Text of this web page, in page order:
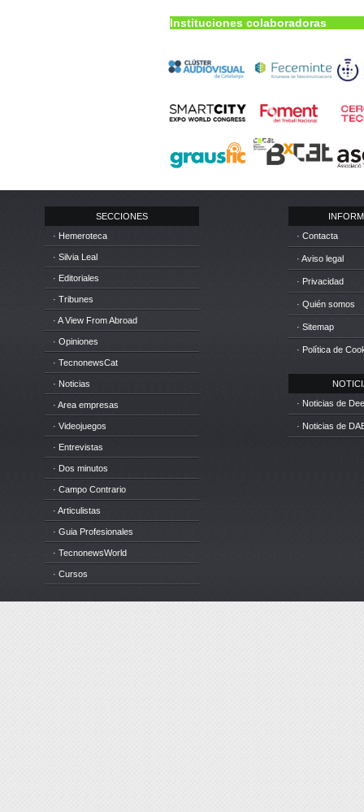
Instituciones colaboradoras
SECCIONES
· Hemeroteca
· Silvia Leal
· Editoriales
· Tribunes
· A View From Abroad
· Opiniones
· TecnonewsCat
· Noticias
· Area empresas
· Videojuegos
· Entrevistas
· Dos minutos
· Campo Contrario
· Articulistas
· Guia Profesionales
· TecnonewsWorld
· Cursos
· Contacta
· Aviso legal
· Privacidad
· Quién somos
· Sitemap
· Política de
· Noticias de
· Noticias de